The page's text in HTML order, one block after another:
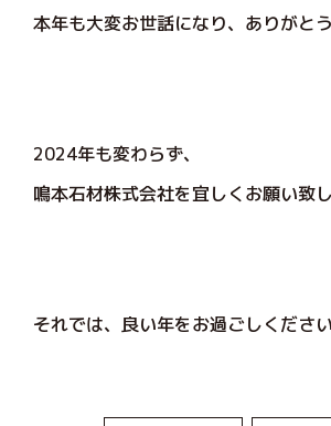
本年も大変お世話になり、ありがと
2024年も変わらず、
鳴本石材株式会社を宜しくお願い致し
それでは、良い年をお過ごしくださ